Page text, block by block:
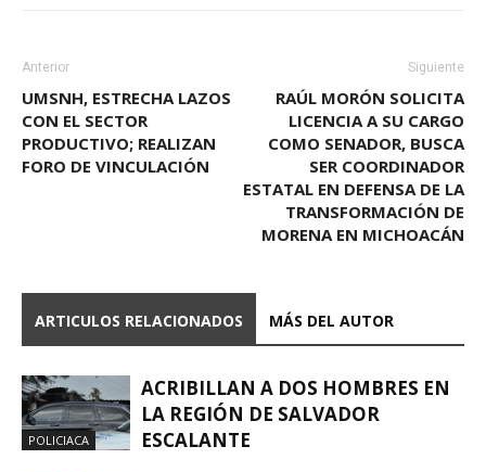
Anterior
UMSNH, ESTRECHA LAZOS
CON EL SECTOR
PRODUCTIVO; REALIZAN
FORO DE VINCULACIÓN
Siguiente
RAÚL MORÓN SOLICITA
LICENCIA A SU CARGO
COMO SENADOR, BUSCA
SER COORDINADOR
ESTATAL EN DEFENSA DE LA
TRANSFORMACIÓN DE
MORENA EN MICHOACÁN
ARTICULOS RELACIONADOS MÁS DEL AUTOR
POLICIACA
ACRIBILLAN A DOS HOMBRES EN
LA REGIÓN DE SALVADOR
ESCALANTE